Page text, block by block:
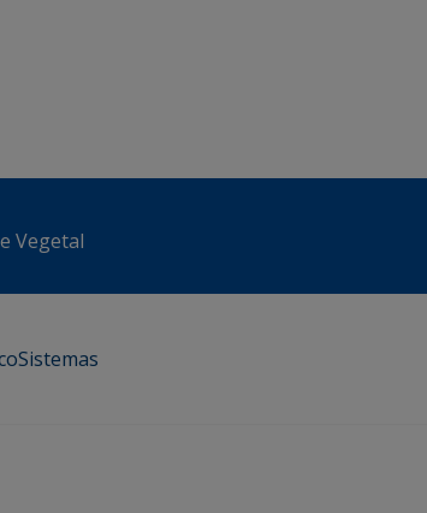
Vegetal
Sistemas